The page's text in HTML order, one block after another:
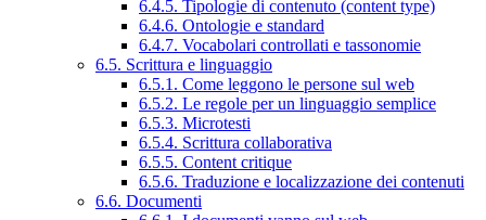
6.4.5. Tipologie di contenuto (content type)
6.4.6. Ontologie e standard
6.4.7. Vocabolari controllati e tassonomie
6.5. Scrittura e linguaggio
6.5.1. Come leggono le persone sul web
6.5.2. Le regole per un linguaggio semplice
6.5.3. Microtesti
6.5.4. Scrittura collaborativa
6.5.5. Content critique
6.5.6. Traduzione e localizzazione dei contenuti
6.6. Documenti